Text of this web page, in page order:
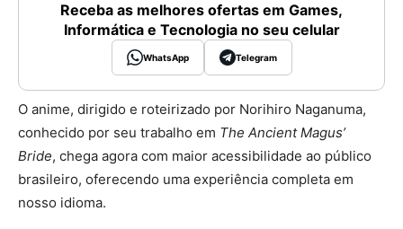
Receba as melhores ofertas em Games,
Informática e Tecnologia no seu celular
WhatsApp Telegram
O anime, dirigido e roteirizado por Norihiro Naganuma,
conhecido por seu trabalho em The Ancient Magus’
Bride, chega agora com maior acessibilidade ao público
brasileiro, oferecendo uma experiência completa em
nosso idioma.